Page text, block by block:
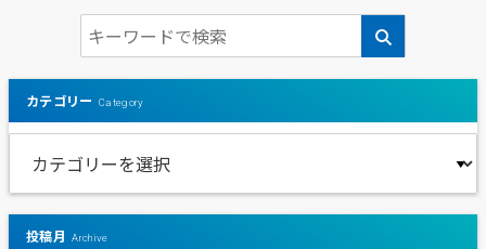
カテゴリー Category
投稿月 Archive